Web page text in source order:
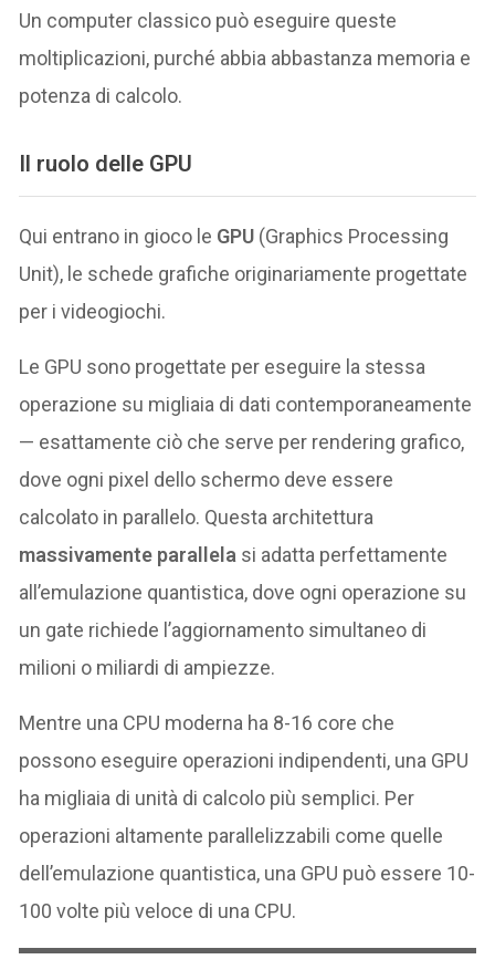
Un computer classico può eseguire queste
moltiplicazioni, purché abbia abbastanza memoria e
potenza di calcolo.
Il ruolo delle GPU
Qui entrano in gioco le GPU (Graphics Processing
Unit), le schede grafiche originariamente progettate
per i videogiochi.
Le GPU sono progettate per eseguire la stessa
operazione su migliaia di dati contemporaneamente
— esattamente ciò che serve per rendering grafico,
dove ogni pixel dello schermo deve essere
calcolato in parallelo. Questa architettura
massivamente parallela si adatta perfettamente
all’emulazione quantistica, dove ogni operazione su
un gate richiede l’aggiornamento simultaneo di
milioni o miliardi di ampiezze.
Mentre una CPU moderna ha 8-16 core che
possono eseguire operazioni indipendenti, una GPU
ha migliaia di unità di calcolo più semplici. Per
operazioni altamente parallelizzabili come quelle
dell’emulazione quantistica, una GPU può essere 10-
100 volte più veloce di una CPU.